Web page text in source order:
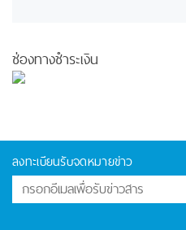
ช่องทางชำระเงิน
ลงทะเบียนรับจดหมายข่าว